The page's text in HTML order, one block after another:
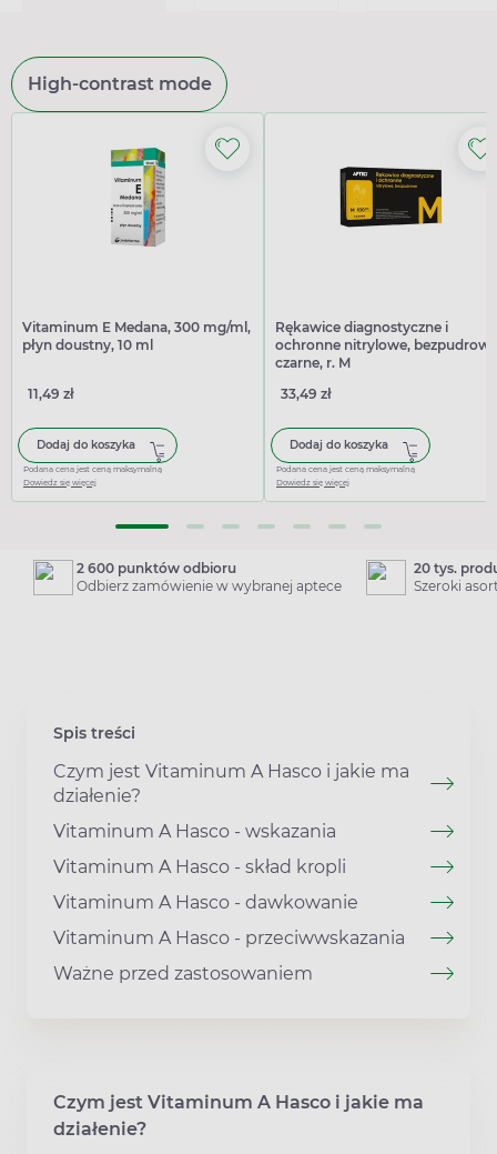
High-contrast mode
Vitaminum E Medana, 300 mg/ml,
płyn doustny, 10 ml
11,49 zł
Dodaj do koszyka
Podana cena jest ceną maksymalną
Dowiedz się więcej
Rękawice diagnostyczne i
ochronne nitrylowe,
czarne, r. M
33,49 zł
Dodaj do koszyka
Podana cena jest ceną maksymalną
Dowiedz się więcej
2 600 punktów odbioru
Odbierz zamówienie w wybranej aptece
20 tys.
Szeroki
Spis treści
Czym jest Vitaminum A Hasco i jakie ma
działenie?
Vitaminum A Hasco - wskazania
Vitaminum A Hasco - skład kropli
Vitaminum A Hasco - dawkowanie
Vitaminum A Hasco - przeciwwskazania
Ważne przed zastosowaniem
Czym jest Vitaminum A Hasco i jakie ma
działenie?